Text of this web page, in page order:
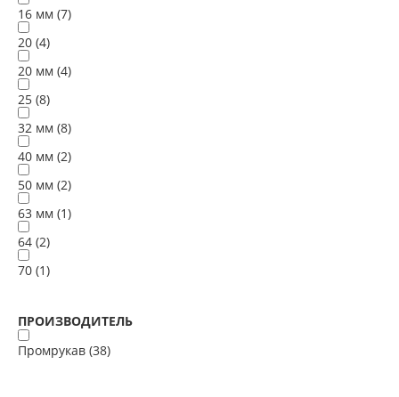
16 мм (7)
20 (4)
20 мм (4)
25 (8)
32 мм (8)
40 мм (2)
50 мм (2)
63 мм (1)
64 (2)
70 (1)
ПРОИЗВОДИТЕЛЬ
Промрукав (38)